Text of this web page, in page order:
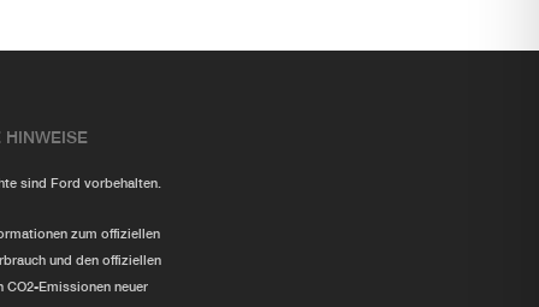
HINWEISE
sind Ford vorbehalten.
zum offiziellen
und den offiziellen
CO2-Emissionen neuer